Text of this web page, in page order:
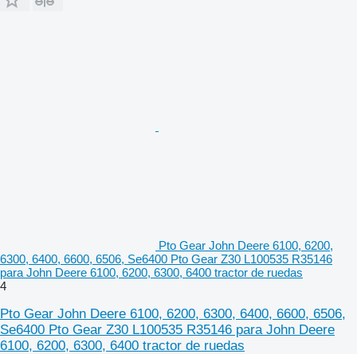
Pto Gear John Deere 6100, 6200,
6300, 6400, 6600, 6506, Se6400 Pto Gear Z30 L100535 R35146
para John Deere 6100, 6200, 6300, 6400 tractor de ruedas
4
Pto Gear John Deere 6100, 6200, 6300, 6400, 6600, 6506,
Se6400 Pto Gear Z30 L100535 R35146 para John Deere
6100, 6200, 6300, 6400 tractor de ruedas